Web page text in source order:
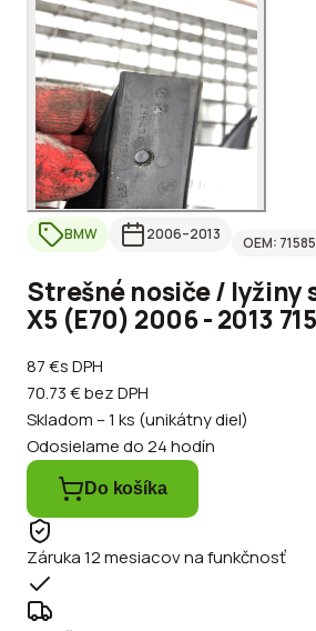
BMW 2006–2013 OEM:
Strešné nosiče / lyžiny
X5 (E70) 2006 - 2013
87 €s DPH
70.73 €bez DPH
Skladom – 1 ks (unikátny diel)
Odosielame do 24 hodín
Do košíka
Záruka 12 mesiacov na funkčnosť